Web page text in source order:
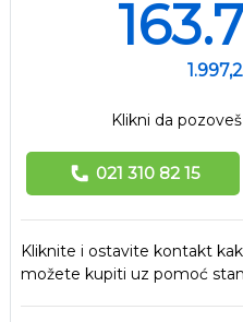
Klikni da
021 310 82 15
Kliknite i ostavite kontakt
možete kupiti uz pomoć